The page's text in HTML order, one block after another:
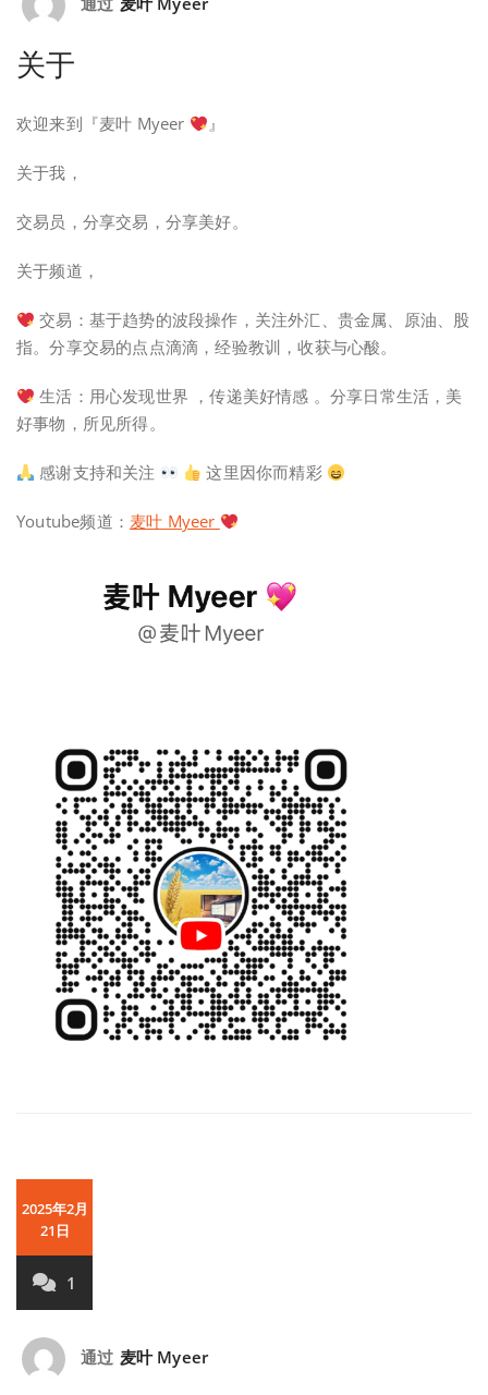
关于
欢迎来到『麦叶 Myeer 』
关于我，
交易员，分享交易，分享美好。
关于频道，
交易：基于趋势的波段操作，关注外汇、贵金属、原油、股
指。分享交易的点点滴滴，经验教训，收获与心酸。
生活：用心发现世界 ，传递美好情感 。分享日常生活，美
好事物，所见所得。
感谢支持和关注 这里因你而精彩
Youtube频道： 麦叶 Myeer
2025年2月
21日
1
通过 麦叶 Myeer